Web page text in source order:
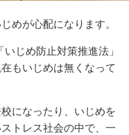
めが心配になります。
じめ防止対策推進法」
もいじめは無くなって
になったり、いじめを
トレス社会の中で、一